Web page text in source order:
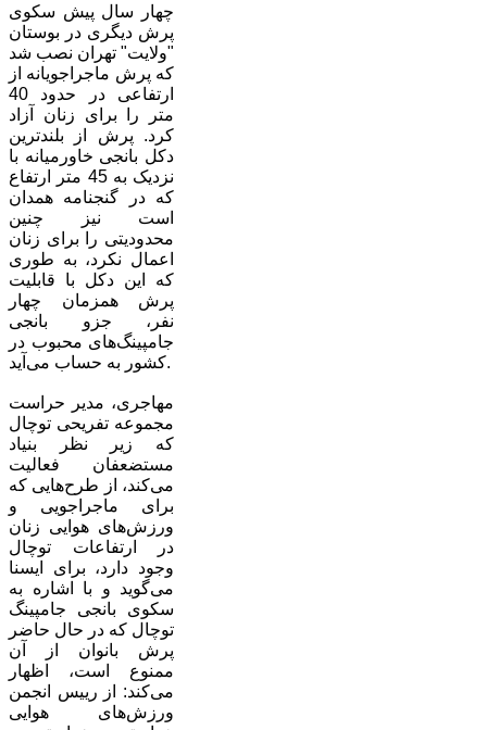
چهار سال پیش سکوی
پرش دیگری در بوستان
"ولایت" تهران نصب شد
که پرش ماجراجویانه از
ارتفاعی در حدود 40
متر را برای زنان آزاد
کرد. پرش از بلندترین
دکل بانجی خاورمیانه با
نزدیک به 45 متر ارتفاع
که در گنجنامه همدان
است نیز چنین
محدودیتی را برای زنان
اعمال نکرد، به طوری
که این دکل با قابلیت
پرش همزمان چهار
نفر، جزو بانجی
جامپینگ‌های محبوب در
کشور به حساب می‌آید.
مهاجری، مدیر حراست
مجموعه تفریحی توچال
که زیر نظر بنیاد
مستضعفان فعالیت
می‌کند، از طرح‌هایی که
برای ماجراجویی و
ورزش‌های هوایی زنان
در ارتفاعات توچال
وجود دارد، برای ایسنا
می‌گوید و با اشاره به
سکوی بانجی جامپینگ
توچال که در حال حاضر
پرش بانوان از آن
ممنوع است، اظهار
می‌کند: از رییس انجمن
ورزش‌های هوایی